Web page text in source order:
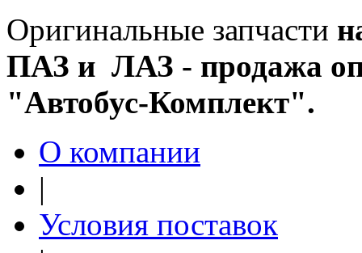
Оригинальные запчасти
ПАЗ и ЛАЗ - продажа
"Автобус-Комплект".
О компании
|
Условия поставок